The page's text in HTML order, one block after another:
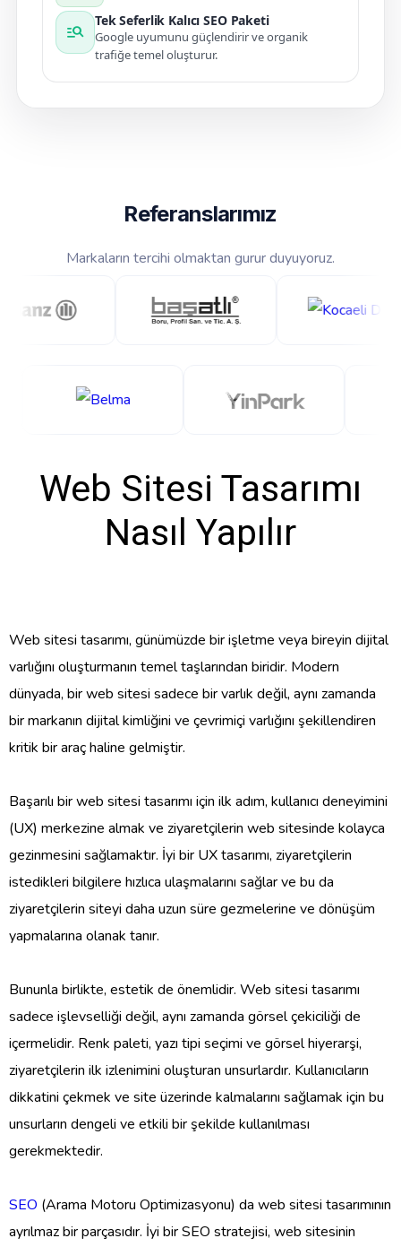
manage_search
Tek Seferlik Kalıcı SEO Paketi
Google uyumunu güçlendirir ve organik
trafiğe temel oluşturur.
Referanslarımız
Markaların tercihi olmaktan gurur duyuyoruz.
Web Sitesi Tasarımı
Nasıl Yapılır
Web sitesi tasarımı, günümüzde bir işletme veya bireyin dijital
varlığını oluşturmanın temel taşlarından biridir. Modern
dünyada, bir web sitesi sadece bir varlık değil, aynı zamanda
bir markanın dijital kimliğini ve çevrimiçi varlığını şekillendiren
kritik bir araç haline gelmiştir.
Başarılı bir web sitesi tasarımı için ilk adım, kullanıcı deneyimini
(UX) merkezine almak ve ziyaretçilerin web sitesinde kolayca
gezinmesini sağlamaktır. İyi bir UX tasarımı, ziyaretçilerin
istedikleri bilgilere hızlıca ulaşmalarını sağlar ve bu da
ziyaretçilerin siteyi daha uzun süre gezmelerine ve dönüşüm
yapmalarına olanak tanır.
Bununla birlikte, estetik de önemlidir. Web sitesi tasarımı
sadece işlevselliği değil, aynı zamanda görsel çekiciliği de
içermelidir. Renk paleti, yazı tipi seçimi ve görsel hiyerarşi,
ziyaretçilerin ilk izlenimini oluşturan unsurlardır. Kullanıcıların
dikkatini çekmek ve site üzerinde kalmalarını sağlamak için bu
unsurların dengeli ve etkili bir şekilde kullanılması
gerekmektedir.
SEO (Arama Motoru Optimizasyonu) da web sitesi tasarımının
ayrılmaz bir parçasıdır. İyi bir SEO stratejisi, web sitesinin